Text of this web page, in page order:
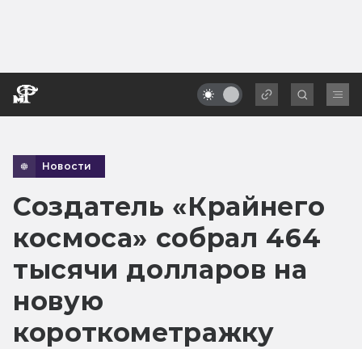
Новости
Создатель «Крайнего
космоса» собрал 464
тысячи долларов на
новую
короткометражку